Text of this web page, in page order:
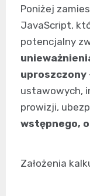
Poniżej
JavaScript,
potencjalny
uproszczony
ustawowych,
prowizji,
wstępnego,
Założenia